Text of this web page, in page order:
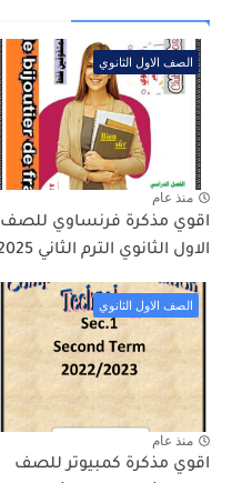
الصف الاول الثانوي
منذ عام
اقوي مذكرة فرنساوي للصف
الاول الثانوي الترم الثاني 2025
الصف الاول الثانوي
منذ عام
اقوي مذكرة كمبيوتر للصف